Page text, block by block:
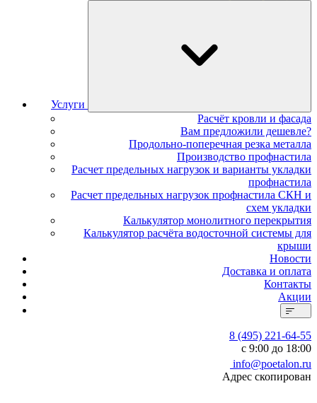
Услуги
Расчёт кровли и фасада
Вам предложили дешевле?
Продольно-поперечная резка металла
Производство профнастила
Расчет предельных нагрузок и варианты укладки
профнастила
Расчет предельных нагрузок профнастила СКН и
схем укладки
Калькулятор монолитного перекрытия
Калькулятор расчёта водосточной системы для
крыши
Новости
Доставка и оплата
Контакты
Акции
8 (495) 221-64-55
с 9:00 до 18:00
info@poetalon.ru
Адрес скопирован